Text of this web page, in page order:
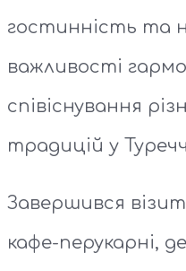
гостинність та
важливості
співіснування
традицій у
Завершився
кафе-перукарні,